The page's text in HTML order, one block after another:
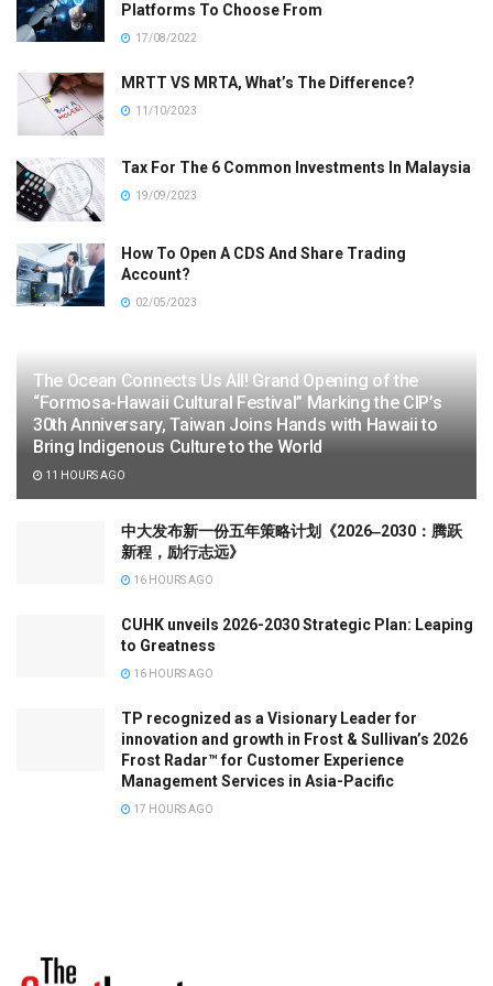
Platforms To Choose From
17/08/2022
MRTT VS MRTA, What’s The Difference?
11/10/2023
Tax For The 6 Common Investments In Malaysia
19/09/2023
How To Open A CDS And Share Trading
Account?
02/05/2023
The Ocean Connects Us All! Grand Opening of the
“Formosa-Hawaii Cultural Festival” Marking the CIP’s
30th Anniversary, Taiwan Joins Hands with Hawaii to
Bring Indigenous Culture to the World
11 HOURS AGO
中大发布新一份五年策略计划《2026‒2030：腾跃
新程，励行志远》
16 HOURS AGO
CUHK unveils 2026-2030 Strategic Plan: Leaping
to Greatness
16 HOURS AGO
TP recognized as a Visionary Leader for
innovation and growth in Frost & Sullivan’s 2026
Frost Radar™ for Customer Experience
Management Services in Asia-Pacific
17 HOURS AGO